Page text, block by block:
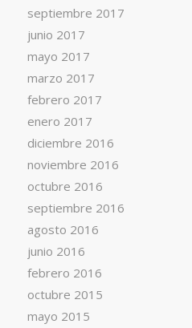
septiembre 2017
junio 2017
mayo 2017
marzo 2017
febrero 2017
enero 2017
diciembre 2016
noviembre 2016
octubre 2016
septiembre 2016
agosto 2016
junio 2016
febrero 2016
octubre 2015
mayo 2015